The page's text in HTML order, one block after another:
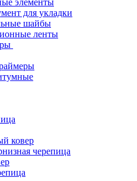
элементы
для укладки
шайбы
ленты
ковер
черепица